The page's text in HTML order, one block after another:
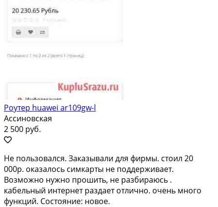
Роутер huawei ar109gw-l
Ассиновская
2 500 руб.
Не пользовался. Заказывали для фирмы. стоил 20
000р. оказалось симкарты не поддерживает.
Возможно нужно прошить, не разбираюсь .
кабельный интернет раздает отлично. очень много
функций. Состояние: новое.